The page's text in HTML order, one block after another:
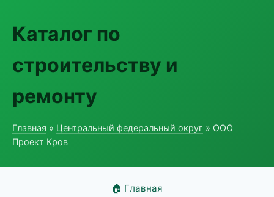
Каталог по
строительству и
ремонту
Главная » Центральный федеральный округ » ООО
Проект Кров
🏠 Главная